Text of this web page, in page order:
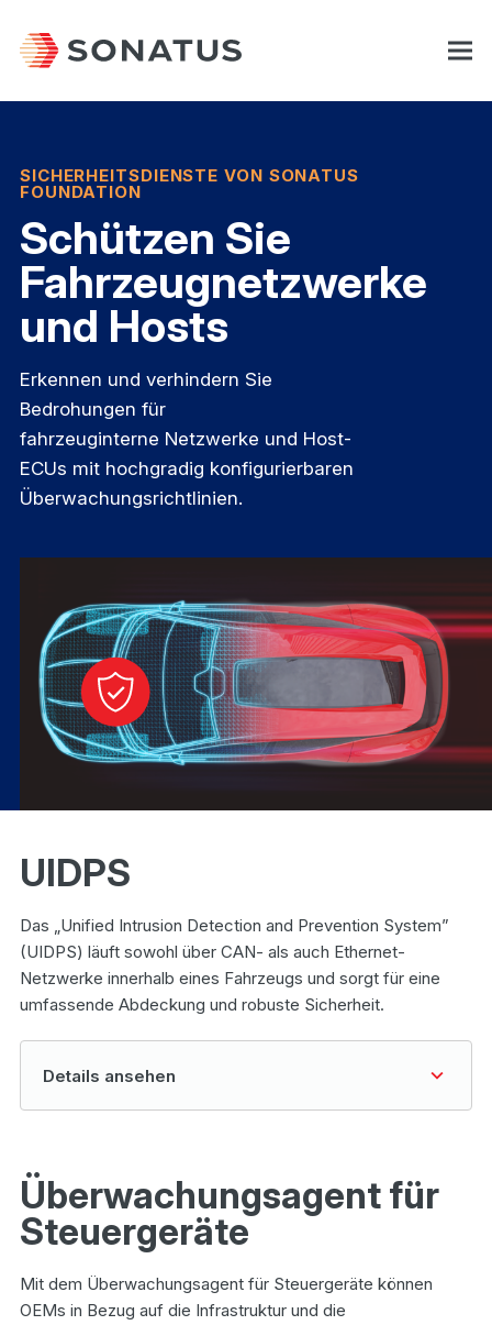
SICHERHEITSDIENSTE VON SONATUS
FOUNDATION
Schützen Sie
Fahrzeugnetzwerke
und Hosts
Erkennen und verhindern Sie
Bedrohungen für
fahrzeuginterne Netzwerke und Host-
ECUs mit hochgradig konfigurierbaren
Überwachungsrichtlinien.
UIDPS
Das „Unified Intrusion Detection and Prevention System”
(UIDPS) läuft sowohl über CAN- als auch Ethernet-
Netzwerke innerhalb eines Fahrzeugs und sorgt für eine
umfassende Abdeckung und robuste Sicherheit.
details ansehen
Überwachungsagent für
Steuergeräte
Mit dem Überwachungsagent für Steuergeräte können
OEMs in Bezug auf die Infrastruktur und die